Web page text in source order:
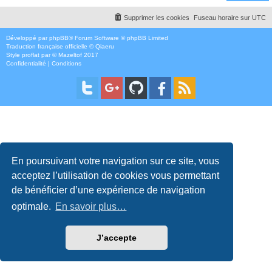
En poursuivant votre navigation sur ce site, vous
acceptez l’utilisation de cookies vous permettant
de bénéficier d’une expérience de navigation
optimale. En savoir plus…
J’accepte
Fuseau horaire sur UTC
Supprimer les cookies
Développé par phpBB® Forum Software © phpBB Limited
Traduction française officielle ©Qiaeru
Style proflat par ©Mazeltof 2017
Confidentialité | Conditions